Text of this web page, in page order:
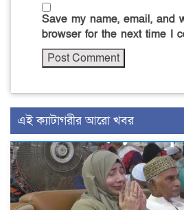
Save my name, email, and
browser for the next time I
এই ক্যাটাগরীর আরো খবর